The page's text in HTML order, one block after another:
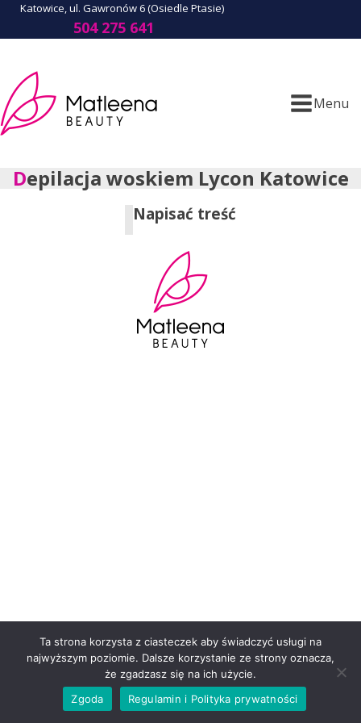
Katowice, ul. Gawronów 6 (Osiedle Ptasie)
504 275 641
Menu
Depilacja woskiem Lycon Katowice
Napisać treść
Ta strona korzysta z ciasteczek aby świadczyć usługi na
najwyższym poziomie. Dalsze korzystanie ze strony oznacza,
że zgadzasz się na ich użycie.
Zgoda
Regulamin i Polityka prywatności